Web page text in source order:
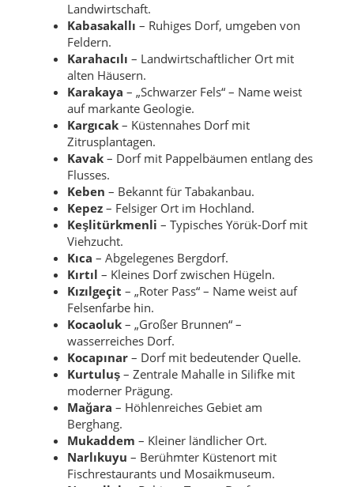
Landwirtschaft.
Kabasakallı – Ruhiges Dorf, umgeben von
Feldern.
Karahacılı – Landwirtschaftlicher Ort mit
alten Häusern.
Karakaya – „Schwarzer Fels“ – Name weist
auf markante Geologie.
Kargıcak – Küstennahes Dorf mit
Zitrusplantagen.
Kavak – Dorf mit Pappelbäumen entlang des
Flusses.
Keben – Bekannt für Tabakanbau.
Kepez – Felsiger Ort im Hochland.
Keşlitürkmenli – Typisches Yörük-Dorf mit
Viehzucht.
Kıca – Abgelegenes Bergdorf.
Kırtıl – Kleines Dorf zwischen Hügeln.
Kızılgeçit – „Roter Pass“ – Name weist auf
Felsenfarbe hin.
Kocaoluk – „Großer Brunnen“ –
wasserreiches Dorf.
Kocapınar – Dorf mit bedeutender Quelle.
Kurtuluş – Zentrale Mahalle in Silifke mit
moderner Prägung.
Mağara – Höhlenreiches Gebiet am
Berghang.
Mukaddem – Kleiner ländlicher Ort.
Narlıkuyu – Berühmter Küstenort mit
Fischrestaurants und Mosaikmuseum.